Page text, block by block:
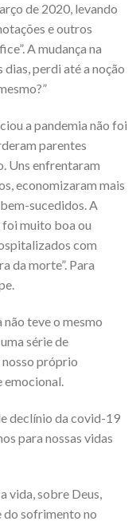
de 2020, levando
e outros
A mudança na
perdi até a noção
a pandemia não foi
parentes
Uns enfrentaram
economizaram mais
sucedidos. A
muito boa ou
com
da morte”. Para
teve o mesmo
série de
próprio
declínio da covid-19
para nossas vidas
vida, sobre Deus,
do sofrimento no